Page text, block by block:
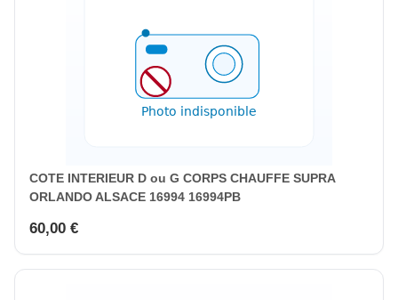
COTE INTERIEUR D ou G CORPS CHAUFFE SUPRA
ORLANDO ALSACE 16994 16994PB
60,00 €